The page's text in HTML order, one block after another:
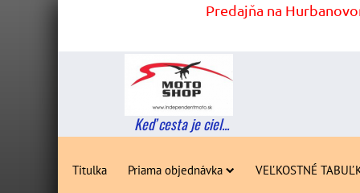
Predajňa na
Keď cesta je ciel...
Titulka Priama objednávka VEĽKOSTNÉ